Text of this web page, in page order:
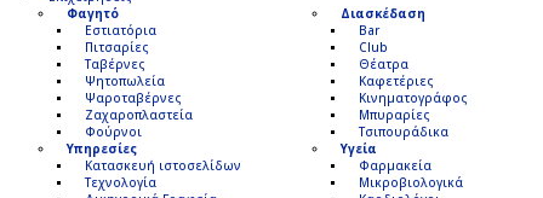
Φαγητό
Εστιατόρια
Πιτσαρίες
Ταβέρνες
Ψητοπωλεία
Ψαροταβέρνες
Ζαχαροπλαστεία
Φούρνοι
Διασκέδαση
Bar
Club
Θέατρα
Καφετέριες
Κινηματογράφος
Μπυραρίες
Τσιπουράδικα
Υπηρεσίες
Κατασκευή ιστοσελίδων
Τεχνολογία
Υγεία
Φαρμακεία
Μικροβιολογικά